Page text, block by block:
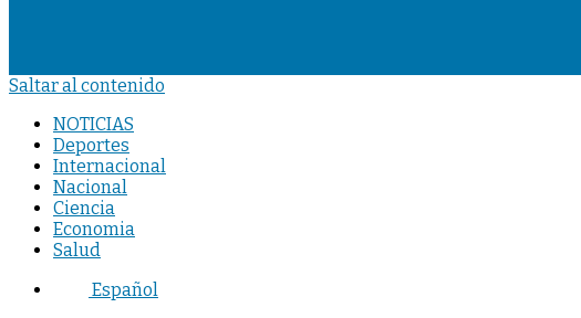
Saltar al contenido
NOTICIAS
Deportes
Internacional
Nacional
Ciencia
Economia
Salud
Español